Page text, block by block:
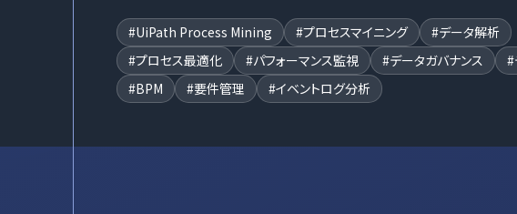
#UiPath Process Mining #プロセスマイニング #データ解析
#プロセス最適化 #パフォーマンス監視 #データガバナンス #
#BPM #要件管理 #イベントログ分析